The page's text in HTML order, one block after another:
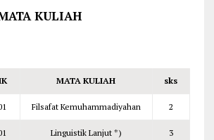
KULIAH
MATA KULIAH sks
Filsafat Kemuhammadiyahan 2
Linguistik Lanjut *) 3